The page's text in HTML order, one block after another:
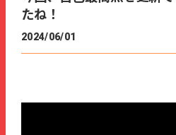
たね！
2024/06/01